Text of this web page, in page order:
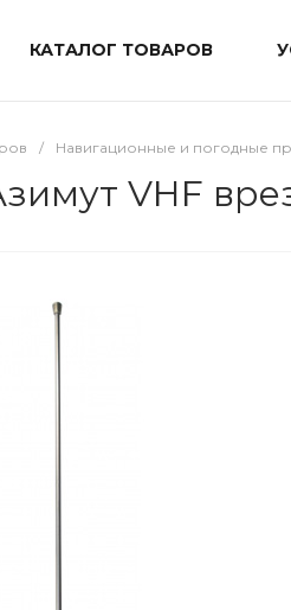
КАТАЛОГ ТОВАРОВ
/ Навигационные и погодные
VHF